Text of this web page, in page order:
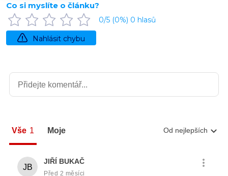
Co si myslíte o článku?
0/5 (0%) 0 hlasů
Nahlásit chybu